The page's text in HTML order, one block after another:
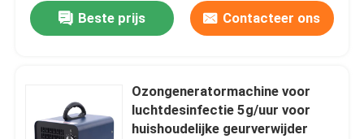
Beste prijs Contacteer ons
Ozongeneratormachine voor
luchtdesinfectie 5g/uur voor
huishoudelijke geurverwijder